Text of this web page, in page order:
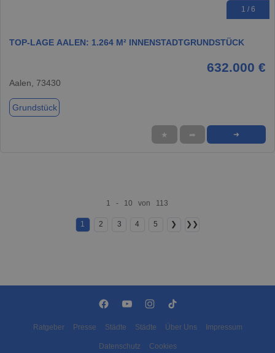
1 / 6
TOP-LAGE AALEN: 1.264 M² INNENSTADTGRUNDSTÜCK
632.000 €
Aalen, 73430
Grundstück
★ ➦ ➜
1 - 10 von 113
1 2 3 4 5 ❯ ❯❯
Ratgeber Presse Städte Städte Über Uns Impressum
Datenschutz Cookies